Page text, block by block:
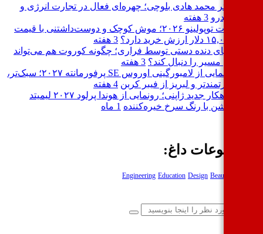
دکتر محمد هادی بلوچی؛ چهره‌ای فعال در تجارت انرژی و
3 هفته
فیات توپولینو ۲۰۲۶؛ موش کوچک و دوست‌داشتنی با قیمت
۱۵,۰۰۰ دلار ارزش خرید دارد؟
3 هفته
احیای دنده دستی توسط فراری؛ چگونه کوروت هم می‌تواند
این مسیر را دنبال کند؟ 3 هفته
رونمایی از لامبورگینی اوروس SE پرفورمانته ۲۰۲۷؛ سبک‌تر،
قدرتمندتر و لبریز از فیبر کربن 4 هفته
شاهکار جدید ژاپنی؛ رونمایی از هوندا پرلود ۲۰۲۷ لیمیتد
ادیشن با رنگ سرخ خیره‌کننده 1 ماه
داغ:
Engineering Education Design